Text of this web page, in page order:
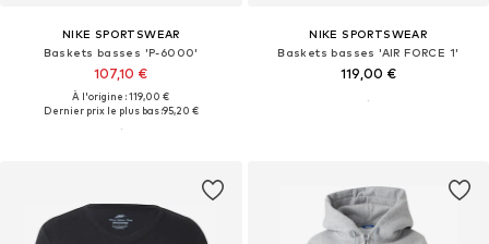
NIKE SPORTSWEAR
Baskets basses 'P-6000'
107,10 €
À l'origine : 119,00 €
Dernier prix le plus bas :95,20 €
NIKE SPORTSWEAR
Baskets basses 'AIR FORCE 1'
119,00 €